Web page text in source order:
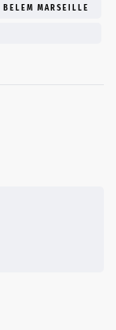
BELEM MARSEILLE